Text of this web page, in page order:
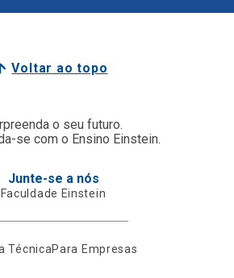
Voltar ao topo
o seu futuro.
se com o Ensino Einstein.
Junte-se a nós
Faculdade Einstein
TécnicaPara Empresas